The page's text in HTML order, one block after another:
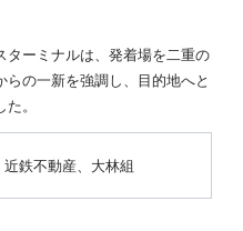
ターミナルは、発着場を二重の
の一新を強調し、目的地へと
。
鉄不動産、大林組